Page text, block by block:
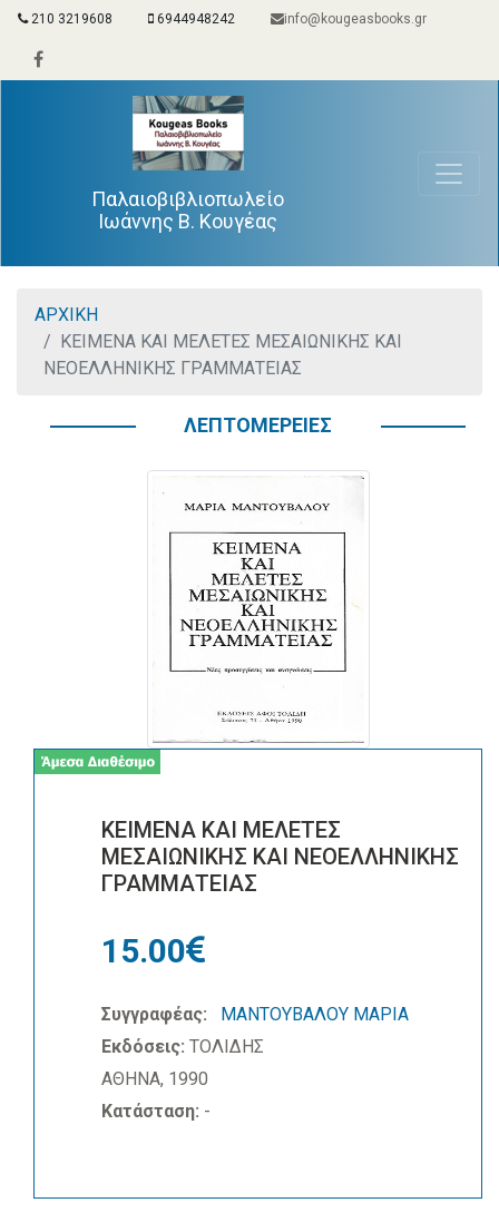
210 3219608 6944948242 info@kougeasbooks.gr
Παλαιοβιβλιοπωλείο
Ιωάννης Β. Κουγέας
ΑΡΧΙΚΗ
ΚΕΙΜΕΝΑ ΚΑΙ ΜΕΛΕΤΕΣ ΜΕΣΑΙΩΝΙΚΗΣ ΚΑΙ
ΝΕΟΕΛΛΗΝΙΚΗΣ ΓΡΑΜΜΑΤΕΙΑΣ
ΛΕΠΤΟΜΕΡΕΙΕΣ
ΚΕΙΜΕΝΑ ΚΑΙ ΜΕΛΕΤΕΣ
ΜΕΣΑΙΩΝΙΚΗΣ ΚΑΙ ΝΕΟΕΛΛΗΝΙΚΗΣ
ΓΡΑΜΜΑΤΕΙΑΣ
15.00
Συγγραφέας:
ΜΑΝΤΟΥΒΑΛΟΥ ΜΑΡΙΑ
Εκδόσεις: ΤΟΛΙΔΗΣ
ΑΘΗΝΑ, 1990
Κατάσταση: -